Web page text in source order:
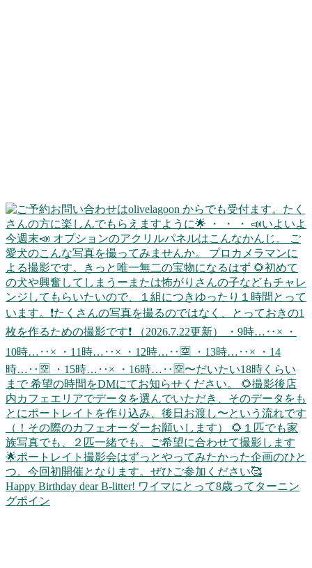
Happy Birthday dear B-litter! ワイマにとって8歳ってターニン
グポイン